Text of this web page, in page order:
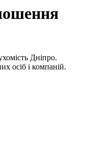
Дніпро.
осіб і компаній.